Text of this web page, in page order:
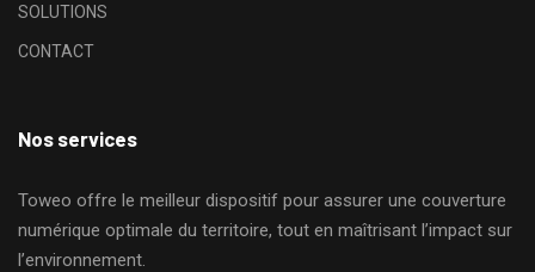
SOLUTIONS
CONTACT
Nos services
Toweo offre le meilleur dispositif pour assurer une couverture
numérique optimale du territoire, tout en maîtrisant l’impact sur
l’environnement.